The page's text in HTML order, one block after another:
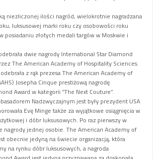
niezliczonej ilości nagród, wielokrotnie nagradzana
luksusowej marki roku czy osobowości roku
posiadaniu złotych medali targów w Moskwie i
dwie nagrody International Star Diamond
The American Academy of Hospitality Sciences.
z rąk prezesa The American Academy of
Josepha Cinque prestiżową nagrodę
Award w kategorii “The Next Couture”.
Nadzwyczajnym jest były prezydent USA
Evę Minge także za wyjątkowe osiągnięcia w
i dóbr luksusowych. Po raz pierwszy w
nagrody jednej osobie. The American Academy of
obecnie jedyną na świecie organizacją, która
na rynku dóbr luksusowych, a nagroda